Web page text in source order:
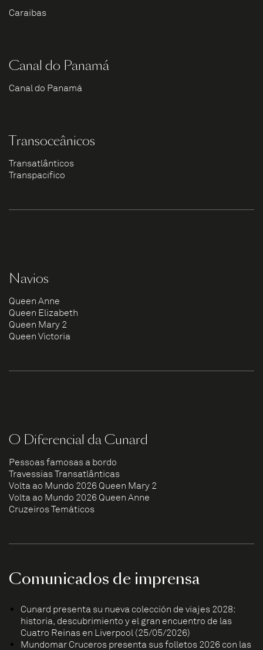
Caraíbas
Canal do Panamá
Canal do Panamá
Transoceânicos
Transatlânticos
Transpacífico
Navios
Queen Anne
Queen Elizabeth
Queen Mary 2
Queen Victoria
O Diferencial da Cunard
Pessoas famosas a bordo
Travessias Transatlânticas
Volta ao Mundo 2026 Queen Mary 2
Volta ao Mundo 2026 Queen Anne
Cruzeiros Temáticos
Comunicados de imprensa
Cunard presenta su nueva colección de viajes 2028:
historia, descubrimiento y el gran encuentro de las
Cuatro Reinas en Liverpool (25/05/2026)
Mundomar Cruceros presenta sus folletos 2026 con las